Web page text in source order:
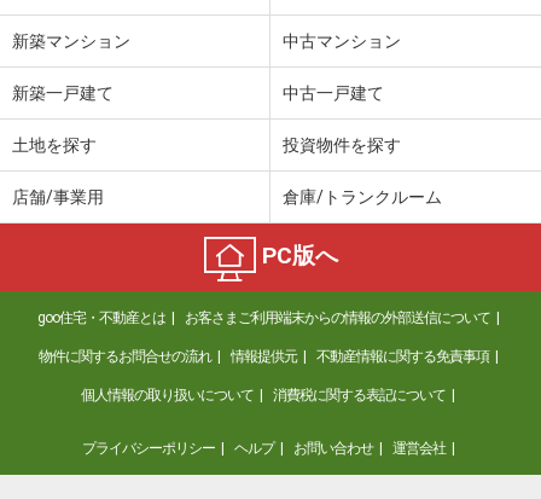
新築マンション 中古マンション
新築一戸建て 中古一戸建て
土地を探す 投資物件を探す
店舗/事業用 倉庫/トランクルーム
PC版へ
goo住宅・不動産とは お客さまご利用端末からの情報の外部送信について
物件に関するお問合せの流れ 情報提供元 不動産情報に関する免責事項
個人情報の取り扱いについて 消費税に関する表記について
プライバシーポリシー ヘルプ お問い合わせ 運営会社